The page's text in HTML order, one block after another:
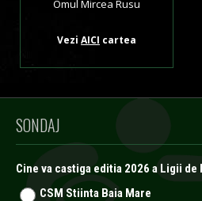
Omul Mircea Rusu
Vezi AICI cartea
SONDAJ
Cine va castiga editia 2026 a Ligii de
CSM Stiinta Baia Mare